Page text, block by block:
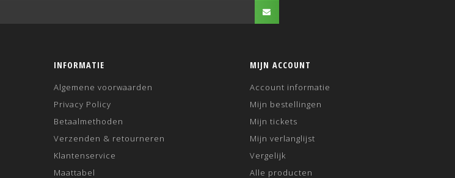
INFORMATIE
Algemene voorwaarden
Privacy Policy
Betaalmethoden
Verzenden & retourneren
Klantenservice
Maattabel
MIJN ACCOUNT
Account informatie
Mijn bestellingen
Mijn tickets
Mijn verlanglijst
Vergelijk
Alle producten